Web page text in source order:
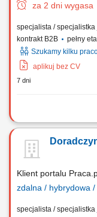
za 2 dni wygasa
specjalista /
kontrakt B2B
pełny
Szukamy kilku
aplikuj bez CV
7 dni
Twój zakres
życie, majątkowe,
ubezpieczeniowe i
Klient portalu
zdalna / hybrydowa
specjalista /